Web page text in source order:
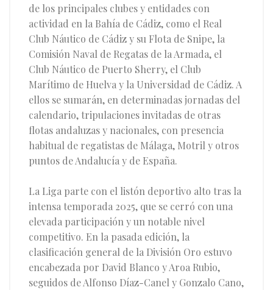
de los principales clubes y entidades con
actividad en la Bahía de Cádiz, como el Real
Club Náutico de Cádiz y su Flota de Snipe, la
Comisión Naval de Regatas de la Armada, el
Club Náutico de Puerto Sherry, el Club
Marítimo de Huelva y la Universidad de Cádiz. A
ellos se sumarán, en determinadas jornadas del
calendario, tripulaciones invitadas de otras
flotas andaluzas y nacionales, con presencia
habitual de regatistas de Málaga, Motril y otros
puntos de Andalucía y de España.
La Liga parte con el listón deportivo alto tras la
intensa temporada 2025, que se cerró con una
elevada participación y un notable nivel
competitivo. En la pasada edición, la
clasificación general de la División Oro estuvo
encabezada por David Blanco y Aroa Rubio,
seguidos de Alfonso Díaz-Canel y Gonzalo Cano,